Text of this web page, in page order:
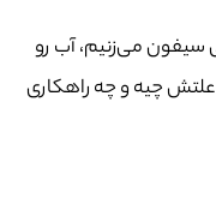
سیفون می‌زنیم، آب رو
چیه و چه راهکاری